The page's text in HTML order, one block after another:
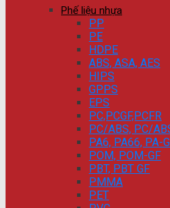
Phế liệu nhựa
PP
PE
HDPE
ABS, ASA, AES
HIPS
GPPS
EPS
PC,PCGF,PCFR
PC/ABS, PC/
PA6, PA66, PA-
POM, POM-GF
PBT, PBT GF
PMMA
PET